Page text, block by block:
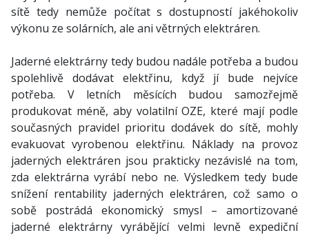
sítě tedy nemůže počítat s dostupností jakéhokoliv
výkonu ze solárních, ale ani větrných elektráren.
Jaderné elektrárny tedy budou nadále potřeba a budou
spolehlivě dodávat elektřinu, když jí bude nejvíce
potřeba. V letních měsících budou samozřejmě
produkovat méně, aby volatilní OZE, které mají podle
současných pravidel prioritu dodávek do sítě, mohly
evakuovat vyrobenou elektřinu. Náklady na provoz
jaderných elektráren jsou prakticky nezávislé na tom,
zda elektrárna vyrábí nebo ne. Výsledkem tedy bude
snížení rentability jaderných elektráren, což samo o
sobě postrádá ekonomický smysl – amortizované
jaderné elektrárny vyrábějící velmi levně expediční